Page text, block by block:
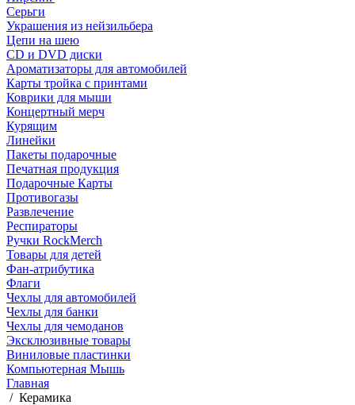
Серьги
Украшения из нейзильбера
Цепи на шею
CD и DVD диски
Ароматизаторы для автомобилей
Карты тройка с принтами
Коврики для мыши
Концертный мерч
Курящим
Линейки
Пакеты подарочные
Печатная продукция
Подарочные Карты
Противогазы
Развлечение
Респираторы
Ручки RockMerch
Товары для детей
Фан-атрибутика
Флаги
Чехлы для автомобилей
Чехлы для банки
Чехлы для чемоданов
Эксклюзивные товары
Виниловые пластинки
Компьютерная Мышь
Главная
/ Керамика